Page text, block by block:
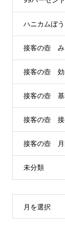
ハニカムぼ
接客の壺 み
接客の壺 効
接客の壺 基
接客の壺 接
接客の壺 月
未分類
月を選択